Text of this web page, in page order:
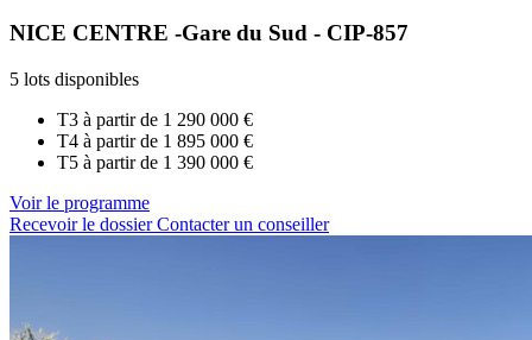
NICE CENTRE -Gare du Sud - CIP-857
5 lots disponibles
T3 à partir de 1 290 000 €
T4 à partir de 1 895 000 €
T5 à partir de 1 390 000 €
Voir le programme
Recevoir le dossierContacter un conseiller